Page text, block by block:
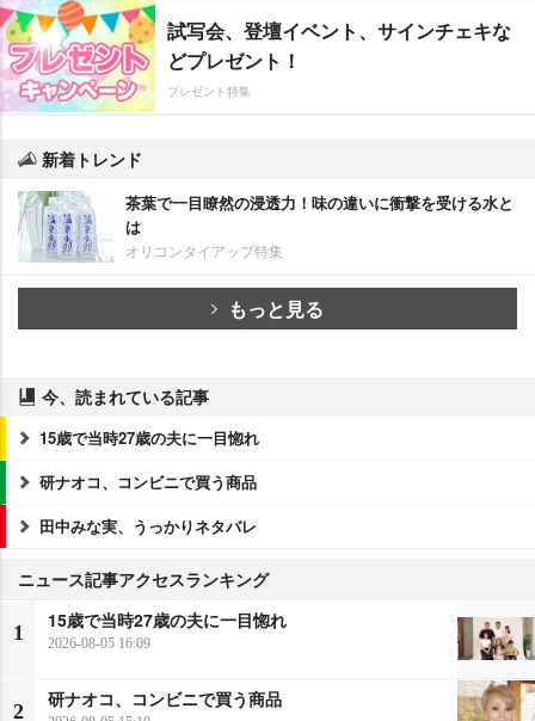
試写会、登壇イベント、サインチェキな
どプレゼント！
プレゼント特集
新着トレンド
茶葉で一目瞭然の浸透力！味の違いに衝撃を受ける水と
は
オリコンタイアップ特集
もっと見る
今、読まれている記事
15歳で当時27歳の夫に一目惚れ
研ナオコ、コンビニで買う商品
田中みな実、うっかりネタバレ
ニュース記事アクセスランキング
1
15歳で当時27歳の夫に一目惚れ
2026-08-05 16:09
2
研ナオコ、コンビニで買う商品